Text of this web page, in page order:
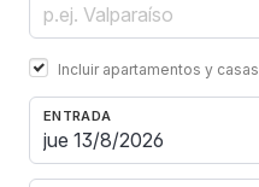
Incluir apartamentos y casas
ENTRADA